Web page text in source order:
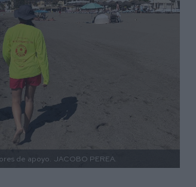
de apoyo. JACOBO PEREA.